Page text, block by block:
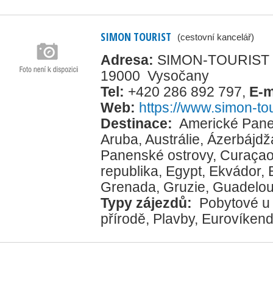
SIMON TOURIST (cestovní kancelář)
Adresa: SIMON-
19000 Vysočany
Tel: +420 286 892 797, E-
Web: https://www.simon-
Destinace: Americké
Aruba, Austrálie,
Panenské ostrovy,
republika, Egypt, Ekvádor,
Grenada, Gruzie,
Typy zájezdů:
Pobytové
přírodě, Plavby,